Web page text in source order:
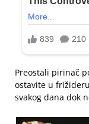
Preostali pirinač
ostavite u
svakog dana dok